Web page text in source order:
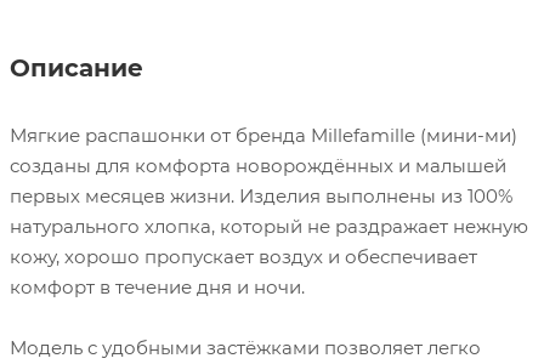
Описание
Мягкие распашонки от бренда Millefamille (мини-ми)
созданы для комфорта новорождённых и малышей
первых месяцев жизни. Изделия выполнены из 100%
натурального хлопка, который не раздражает нежную
кожу, хорошо пропускает воздух и обеспечивает
комфорт в течение дня и ночи.
Модель с удобными застёжками позволяет легко